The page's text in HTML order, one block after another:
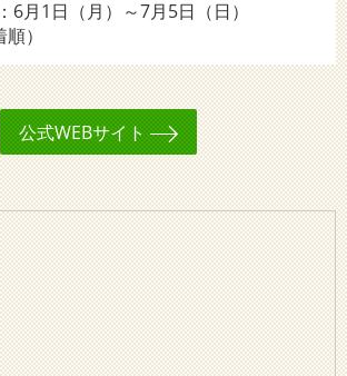
6月1日（月）～7月5日（日）
）
公式WEBサイト